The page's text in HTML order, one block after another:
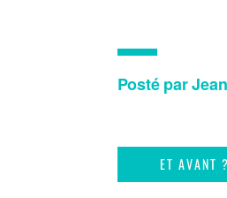
Posté par
ET AVANT ?